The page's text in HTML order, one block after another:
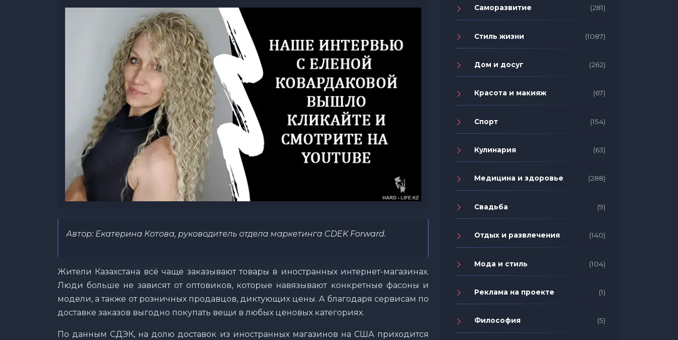
Автор: Екатерина Котова, руководитель отдела маркетинга CDEK Forward.
Жители Казахстана всё чаще заказывают товары в иностранных интернет-магазинах.
Люди больше не зависят от оптовиков, которые навязывают конкретные фасоны и
модели, а также от розничных продавцов, диктующих цены. А благодаря сервисам по
доставке заказов выгодно покупать вещи в любых ценовых категориях.
По данным СДЭК, на долю доставок из иностранных магазинов на США приходится
Саморазвитие (281)
Стиль жизни (1087)
Дом и досуг (262)
Красота и макияж (67)
Спорт (154)
Кулинария (63)
Медицина и здоровье (288)
Свадьба (9)
Отдых и развлечения (140)
Мода и стиль (104)
Реклама на проекте (1)
Философия (5)